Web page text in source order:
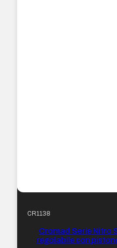
CR1138
Cromad Serie Nitro
regolabile con